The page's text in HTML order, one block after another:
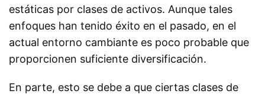
estáticas por clases de activos. Aunque tales
enfoques han tenido éxito en el pasado, en el
actual entorno cambiante es poco probable que
proporcionen suficiente diversificación.
En parte, esto se debe a que ciertas clases de